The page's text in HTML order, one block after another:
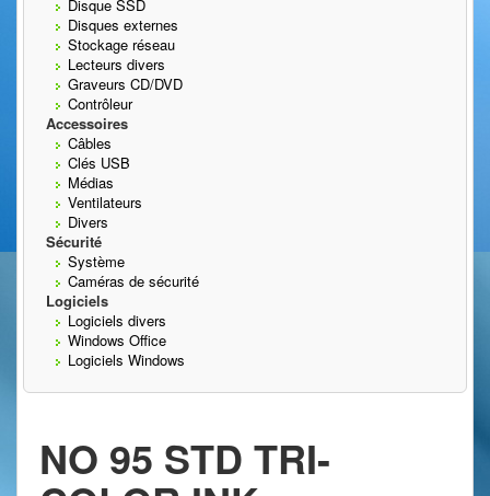
Disque SSD
Disques externes
Stockage réseau
Lecteurs divers
Graveurs CD/DVD
Contrôleur
Accessoires
Câbles
Clés USB
Médias
Ventilateurs
Divers
Sécurité
Système
Caméras de sécurité
Logiciels
Logiciels divers
Windows Office
Logiciels Windows
NO 95 STD TRI-